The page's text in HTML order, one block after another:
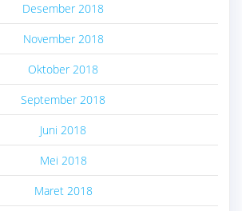
Desember 2018
November 2018
Oktober 2018
September 2018
Juni 2018
Mei 2018
Maret 2018